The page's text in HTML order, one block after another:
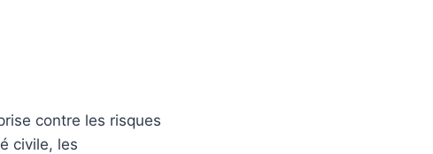
contre les risques
civile, les